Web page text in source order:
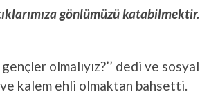
gönlümüzü katabilmektir.
olmalıyız?’’ dedi ve sosyal
kalem ehli olmaktan bahsetti.